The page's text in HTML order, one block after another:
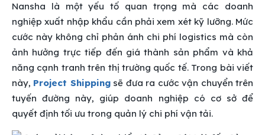
Nansha là một yếu tố quan trọng mà các doanh
nghiệp xuất nhập khẩu cần phải xem xét kỹ lưỡng. Mức
cước này không chỉ phản ánh chi phí logistics mà còn
ảnh hưởng trực tiếp đến giá thành sản phẩm và khả
năng cạnh tranh trên thị trường quốc tế. Trong bài viết
này, Project Shippingsẽ đưa ra cước vận chuyển trên
tuyến đường này, giúp doanh nghiệp có cơ sở để
quyết định tối ưu trong quản lý chi phí vận tải.